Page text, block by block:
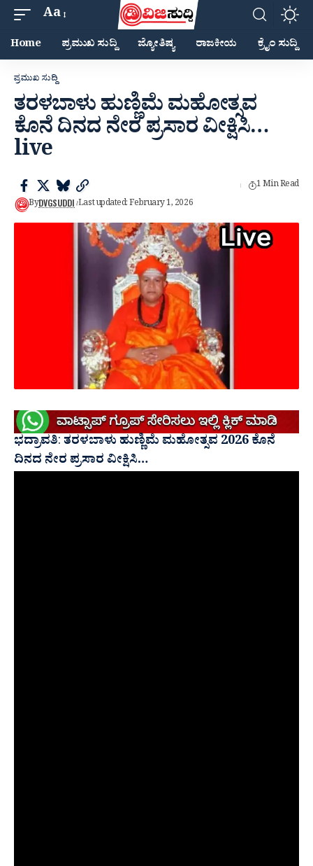
Aa
Home ಪ್ರಮುಖ ಸುದ್ದಿ ಜ್ಯೋತಿಷ್ಯ ರಾಜಕೀಯ ಕ್ರೈಂ ಸುದ್ದಿ
ಪ್ರಮುಖ ಸುದ್ದಿ
ತರಳಬಾಳು ಹುಣ್ಣಿಮೆ ಮಹೋತ್ಸವ
ಕೊನೆ ದಿನದ ನೇರ ಪ್ರಸಾರ ವೀಕ್ಷಿಸಿ…
live
ByDVGSUDDI Last updated: February 1, 2026
1 Min Read
ಭದ್ರಾವತಿ:ತರಳಬಾಳು ಹುಣ್ಣಿಮೆ ಮಹೋತ್ಸವ 2026 ಕೊನೆ
ದಿನದ ನೇರ ಪ್ರಸಾರ ವೀಕ್ಷಿಸಿ…